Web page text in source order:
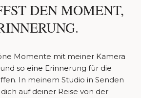
DEN MOMENT,
Momente mit meiner Kamera
so eine Erinnerung für die
In meinem Studio in Senden
auf deiner Reise von der